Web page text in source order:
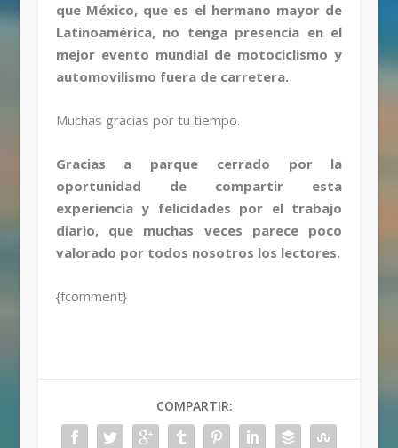
que México, que es el hermano mayor de
Latinoamérica, no tenga presencia en el
mejor evento mundial de motociclismo y
automovilismo fuera de carretera.
Muchas gracias por tu tiempo.
Gracias a parque cerrado por la
oportunidad de compartir esta
experiencia y felicidades por el trabajo
diario, que muchas veces parece poco
valorado por todos nosotros los lectores.
{fcomment}
COMPARTIR: